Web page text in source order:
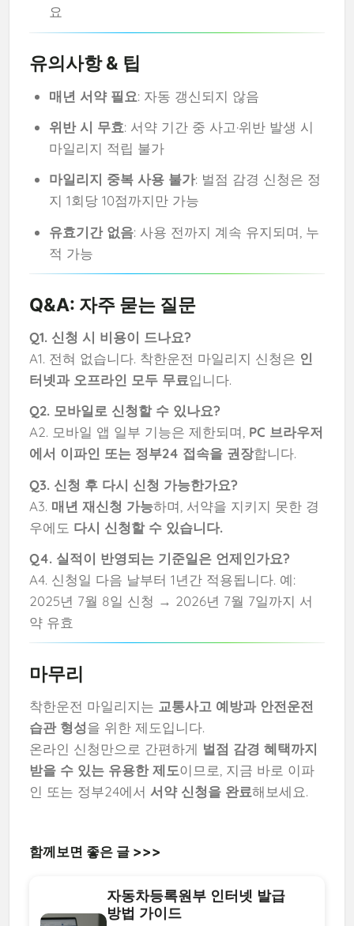
요
유의사항 & 팁
매년 서약 필요: 자동 갱신되지 않음
위반 시 무효: 서약 기간 중 사고·위반 발생 시
마일리지 적립 불가
마일리지 중복 사용 불가: 벌점 감경 신청은 정
지 1회당 10점까지만 가능
유효기간 없음: 사용 전까지 계속 유지되며, 누
적 가능
Q&A: 자주 묻는 질문
Q1. 신청 시 비용이 드나요?
A1. 전혀 없습니다. 착한운전 마일리지 신청은 인
터넷과 오프라인 모두 무료입니다.
Q2. 모바일로 신청할 수 있나요?
A2. 모바일 앱 일부 기능은 제한되며, PC 브라우저
에서 이파인 또는 정부24 접속을 권장합니다.
Q3. 신청 후 다시 신청 가능한가요?
A3. 매년 재신청 가능하며, 서약을 지키지 못한 경
우에도 다시 신청할 수 있습니다.
Q4. 실적이 반영되는 기준일은 언제인가요?
A4. 신청일 다음 날부터 1년간 적용됩니다. 예:
2025년 7월 8일 신청 → 2026년 7월 7일까지 서
약 유효
마무리
착한운전 마일리지는 교통사고 예방과 안전운전
습관 형성을 위한 제도입니다.
온라인 신청만으로 간편하게 벌점 감경 혜택까지
받을 수 있는 유용한 제도이므로, 지금 바로 이파
인 또는 정부24에서 서약 신청을 완료해보세요.
함께보면 좋은 글 >>>
자동차등록원부 인터넷 발급
방법 가이드